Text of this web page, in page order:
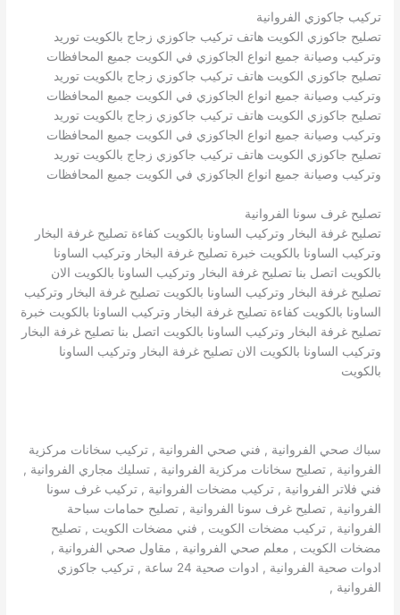
تركيب جاكوزي الفروانية
تصليح جاكوزي الكويت هاتف تركيب جاكوزي زجاج بالكويت توريد
وتركيب وصيانة جميع انواع الجاكوزي في الكويت جميع المحافظات
تصليح جاكوزي الكويت هاتف تركيب جاكوزي زجاج بالكويت توريد
وتركيب وصيانة جميع انواع الجاكوزي في الكويت جميع المحافظات
تصليح جاكوزي الكويت هاتف تركيب جاكوزي زجاج بالكويت توريد
وتركيب وصيانة جميع انواع الجاكوزي في الكويت جميع المحافظات
تصليح جاكوزي الكويت هاتف تركيب جاكوزي زجاج بالكويت توريد
وتركيب وصيانة جميع انواع الجاكوزي في الكويت جميع المحافظات
تصليح غرف سونا الفروانية
تصليح غرفة البخار وتركيب الساونا بالكويت كفاءة تصليح غرفة البخار
وتركيب الساونا بالكويت خبرة تصليح غرفة البخار وتركيب الساونا
بالكويت اتصل بنا تصليح غرفة البخار وتركيب الساونا بالكويت الان
تصليح غرفة البخار وتركيب الساونا بالكويت تصليح غرفة البخار وتركيب
الساونا بالكويت كفاءة تصليح غرفة البخار وتركيب الساونا بالكويت خبرة
تصليح غرفة البخار وتركيب الساونا بالكويت اتصل بنا تصليح غرفة البخار
وتركيب الساونا بالكويت الان تصليح غرفة البخار وتركيب الساونا
بالكويت
سباك صحي الفروانية , فني صحي الفروانية , تركيب سخانات مركزية
الفروانية , تصليح سخانات مركزية الفروانية , تسليك مجاري الفروانية ,
فني فلاتر الفروانية , تركيب مضخات الفروانية , تركيب غرف سونا
الفروانية , تصليح غرف سونا الفروانية , تصليح حمامات سباحة
الفروانية , تركيب مضخات الكويت , فني مضخات الكويت , تصليح
مضخات الكويت , معلم صحي الفروانية , مقاول صحي الفروانية ,
ادوات صحية الفروانية , ادوات صحية 24 ساعة , تركيب جاكوزي
الفروانية ,